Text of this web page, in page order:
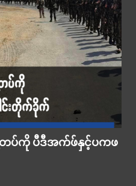
ပ်ကို ပီဒီအက်ဖ်နှင့်ပကဖ